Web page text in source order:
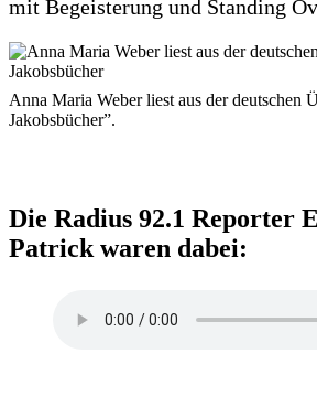
mit Begeisterung und Standing
Anna Maria Weber liest aus der deutschen
Jakobsbücher”.
Die Radius 92.1 Reporter
Patrick waren dabei: